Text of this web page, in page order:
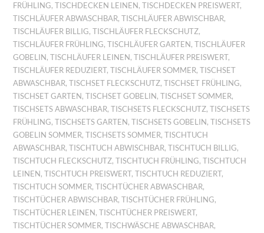
FRÜHLING,TISCHDECKEN LEINEN ,TISCHDECKEN PREISWERT,
TISCHLÄUFER ABWASCHBAR,TISCHLÄUFER ABWISCHBAR,
TISCHLÄUFER BILLIG,TISCHLÄUFER FLECKSCHUTZ,
TISCHLÄUFER FRÜHLING,TISCHLÄUFER GARTEN ,TISCHLÄUFER
GOBELIN ,TISCHLÄUFER LEINEN ,TISCHLÄUFER PREISWERT,
TISCHLÄUFER REDUZIERT,TISCHLÄUFER SOMMER,TISCHSET
ABWASCHBAR,TISCHSET FLECKSCHUTZ,TISCHSET FRÜHLING,
TISCHSET GARTEN ,TISCHSET GOBELIN ,TISCHSET SOMMER,
TISCHSETS ABWASCHBAR,TISCHSETS FLECKSCHUTZ,TISCHSETS
FRÜHLING,TISCHSETS GARTEN ,TISCHSETS GOBELIN ,TISCHSETS
GOBELIN SOMMER,TISCHSETS SOMMER,TISCHTUCH
ABWASCHBAR,TISCHTUCH ABWISCHBAR,TISCHTUCH BILLIG,
TISCHTUCH FLECKSCHUTZ,TISCHTUCH FRÜHLING,TISCHTUCH
LEINEN ,TISCHTUCH PREISWERT,TISCHTUCH REDUZIERT,
TISCHTUCH SOMMER,TISCHTÜCHER ABWASCHBAR,
TISCHTÜCHER ABWISCHBAR,TISCHTÜCHER FRÜHLING,
TISCHTÜCHER LEINEN ,TISCHTÜCHER PREISWERT,
TISCHTÜCHER SOMMER,TISCHWÄSCHE ABWASCHBAR,